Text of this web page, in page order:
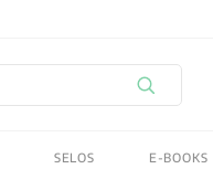
SELOS E-BOOKS